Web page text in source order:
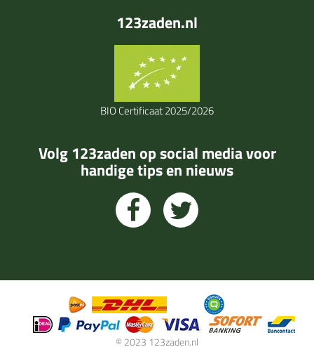
123zaden.nl
BIO Certificaat 2025/2026
Volg 123zaden op social media voor
handige tips en nieuws
© 2023 123zaden.nl